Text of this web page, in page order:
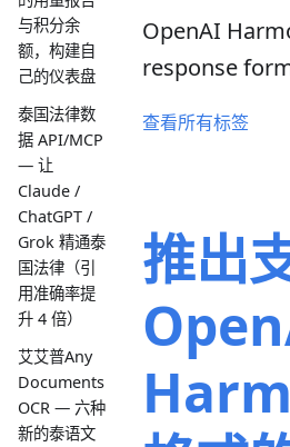
与积分余
额，构建自
己的仪表盘
泰国法律数
据 API/MCP
— 让
Claude /
ChatGPT /
Grok 精通泰
国法律（引
用准确率提
升 4 倍）
艾艾普Any
Documents
OCR — 六种
新的泰语文
OpenAI
response
查看所有标签
推出